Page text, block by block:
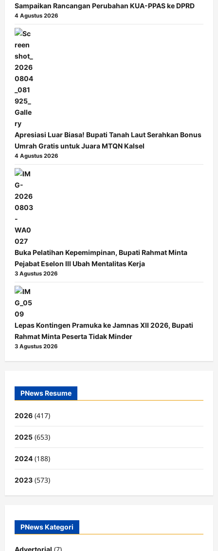
Sampaikan Rancangan Perubahan KUA-PPAS ke DPRD
4 Agustus 2026
Apresiasi Luar Biasa! Bupati Tanah Laut Serahkan Bonus
Umrah Gratis untuk Juara MTQN Kalsel
4 Agustus 2026
Buka Pelatihan Kepemimpinan, Bupati Rahmat Minta
Pejabat Eselon III Ubah Mentalitas Kerja
3 Agustus 2026
Lepas Kontingen Pramuka ke Jamnas XII 2026, Bupati
Rahmat Minta Peserta Tidak Minder
3 Agustus 2026
PNews Resume
2026 (417)
2025 (653)
2024 (188)
2023 (573)
PNews Kategori